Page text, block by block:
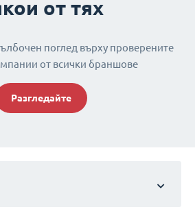
от тях
поглед върху проверените
от всички браншове
Разгледайте